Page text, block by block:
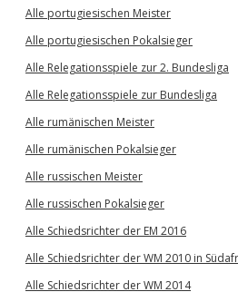
Alle portugiesischen Meister
Alle portugiesischen Pokalsieger
Alle Relegationsspiele zur 2. Bundesliga
Alle Relegationsspiele zur Bundesliga
Alle rumänischen Meister
Alle rumänischen Pokalsieger
Alle russischen Meister
Alle russischen Pokalsieger
Alle Schiedsrichter der EM 2016
Alle Schiedsrichter der WM 2010 in
Alle Schiedsrichter der WM 2014